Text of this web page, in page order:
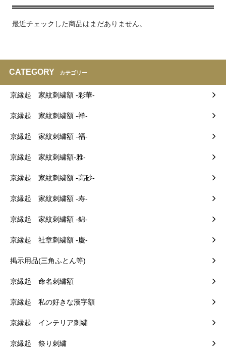
最近チェックした商品はまだありません。
CATEGORY カテゴリー
京縁起 家紋刺繍額 -彩華-
京縁起 家紋刺繍額 -祥-
京縁起 家紋刺繍額 -福-
京縁起 家紋刺繍額-雅-
京縁起 家紋刺繍額 -高砂-
京縁起 家紋刺繍額 -寿-
京縁起 家紋刺繍額 -錦-
京縁起 社章刺繍額 -慶-
掲示用品(三角ふとん等)
京縁起 命名刺繍額
京縁起 私の好きな漢字額
京縁起 インテリア刺繍
京縁起 祭り刺繍